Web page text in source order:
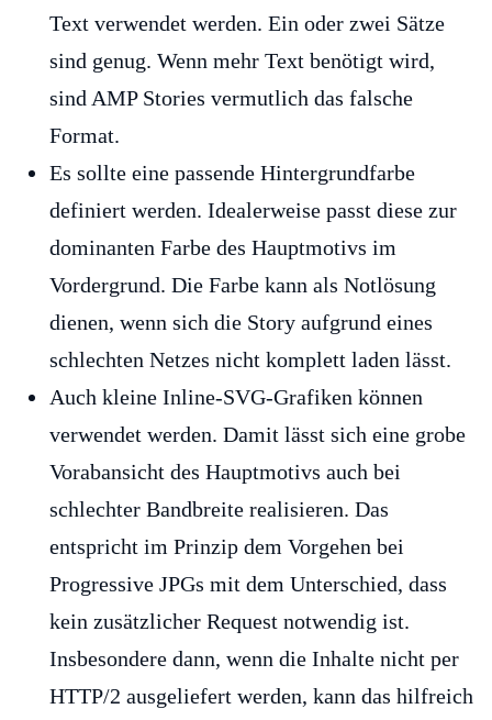
Text verwendet werden. Ein oder zwei Sätze
sind genug. Wenn mehr Text benötigt wird,
sind AMP Stories vermutlich das falsche
Format.
Es sollte eine passende Hintergrundfarbe
definiert werden. Idealerweise passt diese zur
dominanten Farbe des Hauptmotivs im
Vordergrund. Die Farbe kann als Notlösung
dienen, wenn sich die Story aufgrund eines
schlechten Netzes nicht komplett laden lässt.
Auch kleine Inline-SVG-Grafiken können
verwendet werden. Damit lässt sich eine grobe
Vorabansicht des Hauptmotivs auch bei
schlechter Bandbreite realisieren. Das
entspricht im Prinzip dem Vorgehen bei
Progressive JPGs mit dem Unterschied, dass
kein zusätzlicher Request notwendig ist.
Insbesondere dann, wenn die Inhalte nicht per
HTTP/2 ausgeliefert werden, kann das hilfreich